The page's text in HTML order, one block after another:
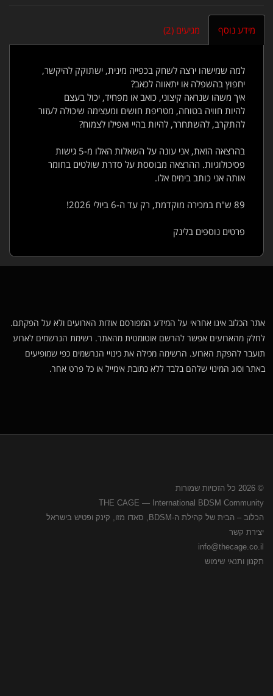
מידע נוסף מגיעים (2)
למה שמישהו ירצה לשחק בכפייה מינית, ישתוקק להיקשר,
יחפוץ בהשפלה או יתאווה לכאב?
איך משהו שנראה קיצוני, כואב או מפחיד, יכול בעצם
להיות חוויה בטוחה, מטריפת חושים ומעצימה שיכולה לעזור
להתקרב, להשתחרר, להיות בהיי ואפילו לצמוח?
בהרצאה הזאת, אני עונה על השאלות האלו מ-5 גישות
פסיכולוגיות. ההרצאה מבוססת על סדרת שולטים בחומר
אותה אני כותב בימים אלו.
89 ש"ח במכירה מוקדמת, רק עד ה-6 ביולי 2026!
פרטים נוספים בלינק
אתר הכלוב אינו אחראי על המידע המפורסם אודות הארועים ולא על הפקתם.
לחלק מהארועים אפשר להרשם אוטומטית מהאתר. רשימת הנרשמים לארוע
תועבר להפקת הארוע. הרשימה מכילה את כינויי הנרשמים כפי שמופיעים
באתר וסוג המינוי שלהם בלבד ללא כתובת אימייל או כל פרט אחר.
© 2026 כל הזכויות שמורות
THE CAGE — International BDSM Community
הכלוב – הבית של קהילת ה-BDSM, סאדו מזו, קינק ופטיש בישראל
יצירת קשר
info@thecage.co.il
תקנון ותנאי שימוש